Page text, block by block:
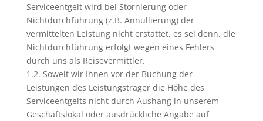
Serviceentgelt wird bei Stornierung oder
Nichtdurchführung (z.B. Annullierung) der
vermittelten Leistung nicht erstattet, es sei denn, die
Nichtdurchführung erfolgt wegen eines Fehlers
durch uns als Reisevermittler.
1.2. Soweit wir Ihnen vor der Buchung der
Leistungen des Leistungsträger die Höhe des
Serviceentgelts nicht durch Aushang in unserem
Geschäftslokal oder ausdrückliche Angabe auf